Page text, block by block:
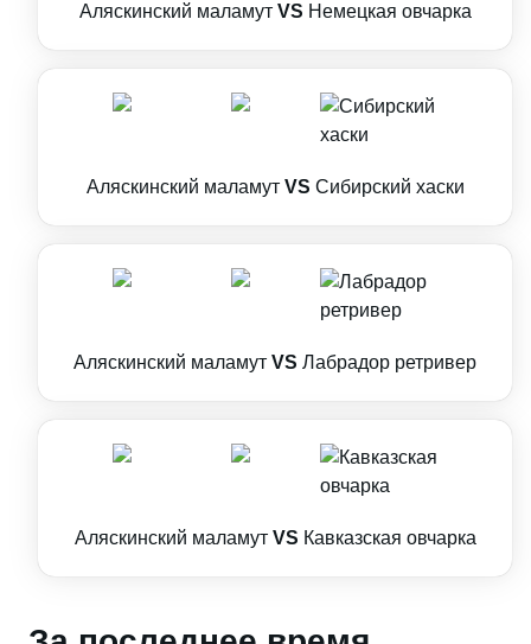
Аляскинский маламут VS Немецкая овчарка
Аляскинский маламут VS Сибирский хаски
Аляскинский маламут VS Лабрадор ретривер
Аляскинский маламут VS Кавказская овчарка